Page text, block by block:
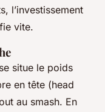
l’investissement
vite.
situe le poids
en tête (head
au smash. En